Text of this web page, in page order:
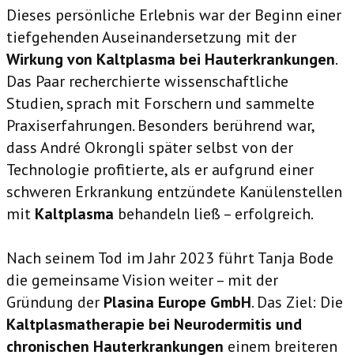
Dieses persönliche Erlebnis war der Beginn einer
tiefgehenden Auseinandersetzung mit der
Wirkung von Kaltplasma bei Hauterkrankungen.
Das Paar recherchierte wissenschaftliche
Studien, sprach mit Forschern und sammelte
Praxiserfahrungen. Besonders berührend war,
dass André ​Okrongli später selbst von der
Technologie profitierte, als er aufgrund einer
schweren Erkrankung entzündete Kanülenstellen
mit Kaltplasma behandeln ließ – erfolgreich.
Nach seinem Tod im Jahr 2023 führt Tanja Bode
die gemeinsame Vision weiter – mit der
Gründung der Plasina Europe GmbH. Das Ziel: Die
Kaltplasmatherapie bei Neurodermitis und
chronischen Hauterkrankungen einem breiteren